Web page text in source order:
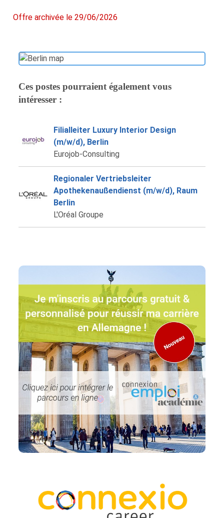
Offre archivée le 29/06/2026
Ces postes pourraient également vous
intéresser :
Filialleiter Luxury Interior Design
(m/w/d), Berlin
Eurojob-Consulting
Regionaler Vertriebsleiter
Apothekenaußendienst (m/w/d), Raum
Berlin
L'Oréal Groupe